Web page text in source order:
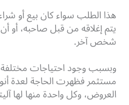
هذا الطلب سواء كان بيع أو
يتم إغلاقه من قبل صاحبه، أو
شخص آخر.
وبسبب وجود احتياجات
مستثمر فظهرت الحاجة لعدة
العروض، وكل واحدة منها لها